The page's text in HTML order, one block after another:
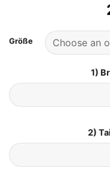
Größe
1)
2)